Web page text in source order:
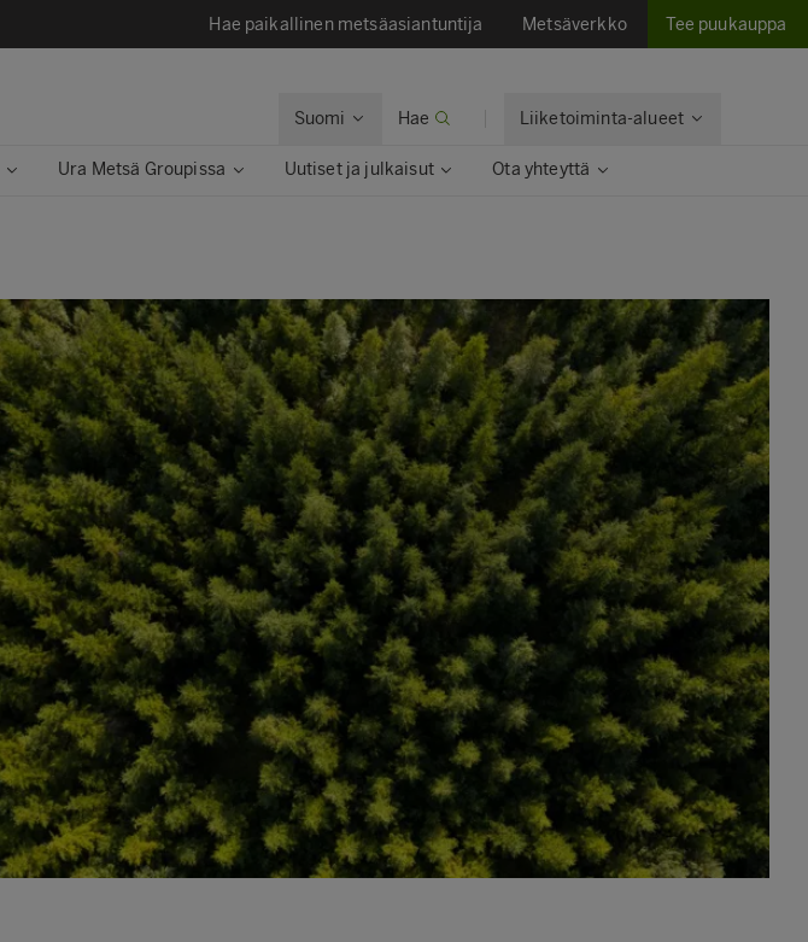
Hae paikallinen metsäasiantuntija Metsäverkko Tee puukauppa
Suomi Hae Liiketoiminta-alueet
Ura Metsä Groupissa Uutiset ja julkaisut Ota yhteyttä